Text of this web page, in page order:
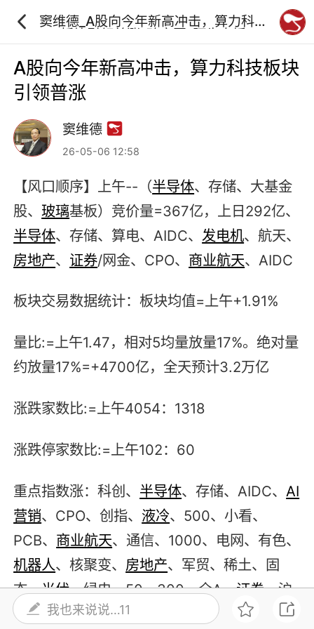
窦维德_A股向今年新高冲击，算力科技
A股向今年新高冲击，算力科技板块
引领普涨
窦维德
26-05-06 12:58
【风口顺序】上午--（半导体、存储、大基金
股、玻璃基板）竞价量=367亿，上日292亿、
半导体、存储、算电、AIDC、发电机、航天、
房地产、 证券/网金、CPO、 商业航天、AIDC
板块交易数据统计：板块均值=上午+1.91%
量比:=上午1.47，相对5均量放量17%。绝对量
约放量17%=+4700亿，全天预计3.2万亿
涨跌家数比:=上午4054：1318
涨跌停家数比:=上午102：60
重点指数涨：科创、 半导体、存储、AIDC、AI
营销、CPO、创指、 液冷、500、小看、
PCB、 商业航天、通信、1000、电网、有色、
机器人、核聚变、 房地产、军贸、稀土、固
态、光伏、绿电、50、300、全A、证券、沪
指、电力、化工、创新药 、商业食品、燃气、
我也来说说…11